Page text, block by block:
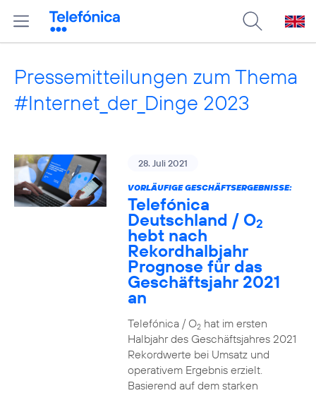
Pressemitteilungen zum Thema
#Internet_der_Dinge 2023
28. Juli 2021
VORLÄUFIGE GESCHÄFTSERGEBNISSE:
Telefónica
Deutschland / O2
hebt nach
Rekordhalbjahr
Prognose für das
Geschäftsjahr 2021
an
Telefónica / O2hat im ersten
Halbjahr des Geschäftsjahres 2021
Rekordwerte bei Umsatz und
operativem Ergebnis erzielt.
Basierend auf dem starken